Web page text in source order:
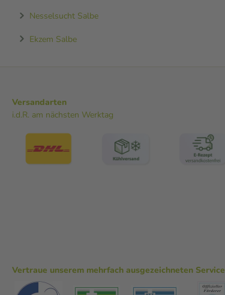
Nesselsucht Salbe
Ekzem Salbe
Versandarten
i.d.R. am nächsten Werktag
Vertraue unserem mehrfach ausgezeichneten Service